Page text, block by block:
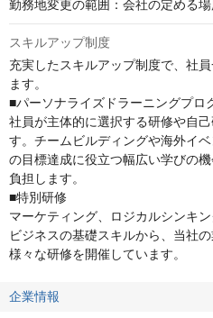
勤務地変更の範囲：会社の定める
スキルアップ制度
充実したスキルアップ制度で、社
ます。
■パーソナライズドラーニングプロ
社員が主体的に選択する研修や自
す。チームビルディングや海外イ
の目標達成に役立つ幅広い学びの
負担します。
■特別研修
マーケティング、ロジカルシンキ
ビジネスの基礎スキルから、当社
様々な研修を開催しています。
企業情報